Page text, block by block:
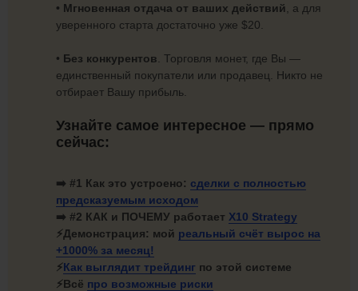
• Мгновенная отдача от ваших действий , а для
уверенного старта достаточно уже $20.
• Без конкурентов . Торговля монет, где Вы —
единственный покупатели или продавец. Никто не
отбирает Вашу прибыль.
Узнайте самое интересное — прямо
сейчас:
➡️ #1 Как это устроено: сделки с полностью
предсказуемым исходом
➡️ #2 КАК и ПОЧЕМУ работает X10 Strategy
⚡Демонстрация: мой реальный счёт вырос на
+1000% за месяц!
⚡Как выглядит трейдинг по этой системе
⚡Всё про возможные риски